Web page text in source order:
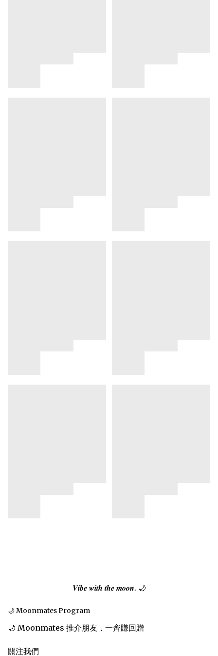
𝑽𝒊𝒃𝒆 𝒘𝒊𝒕𝒉 𝒕𝒉𝒆 𝒎𝒐𝒐𝒏. 🌙
🌙 Moonmates Program
🌙 Moonmates 推介朋友，一齊賺回贈
關注我們